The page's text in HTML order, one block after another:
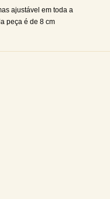
ajustável em toda a
peça é de 8 cm